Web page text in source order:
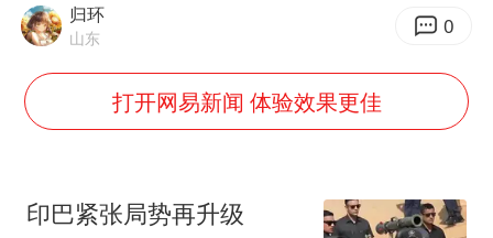
中国养老床位“三连降”
我国编制完成新版全月地质图
归环
山东 0
打开网易新闻 体验效果更佳
印巴紧张局势再升级